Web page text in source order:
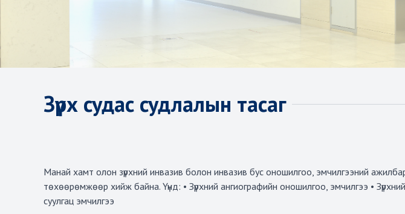
Зүрх судас судлалын тасаг
Манай хамт олон зүрхний инвазив болон инвазив бус оношилгоо, эмчилгээний
төхөөрөмжөөр хийж байна. Үүнд: • Зүрхний ангиографийн оношилгоо, эмчилгээ •
суулгац эмчилгээ